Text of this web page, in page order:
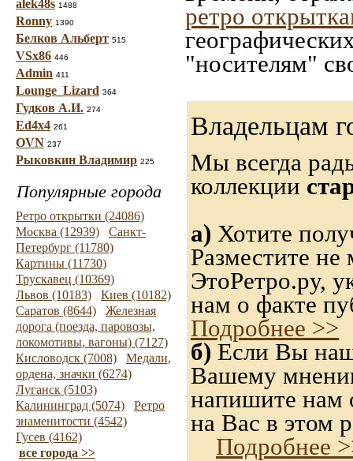
alek48s 1488
Ronny 1390
Белков Альберт 515
VSx86 446
Admin 411
Lounge_Lizard 364
Гудков А.И. 274
Ed4x4 261
OVN 237
Рыковкин Владимир 225
Популярные города
Ретро открытки (24086)
Москва (12939)
Санкт-
Петербург (11780)
Картины (11730)
Трускавец (10369)
Львов (10183)
Киев (10182)
Саратов (8644)
Железная
дорога (поезда, паровозы,
локомотивы, вагоны) (7127)
Кисловодск (7008)
Медали,
ордена, значки (6274)
Луганск (5103)
Калининград (5074)
Ретро
знаменитости (4542)
Гусев (4162)
все города >>
ретро
"носителям"
Владельцам
Мы всегда
коллекции
а) Хотите
Разместите
ЭтоРетро.ру,
нам о факте
Подробнее >>
б) Если Вы
Вашему
напишите нам
на Вас в этом
Подробнее